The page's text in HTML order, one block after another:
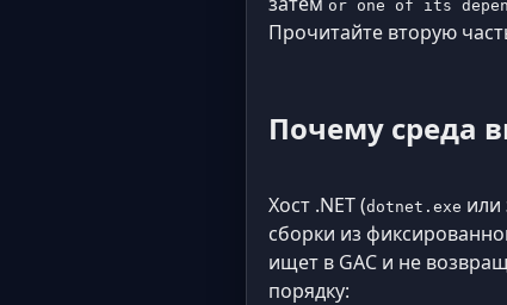
or one of its
Прочитайте вторую
Почему среда
Хост .NET (dotnet.exe или
сборки из
ищет в GAC и не
порядку: